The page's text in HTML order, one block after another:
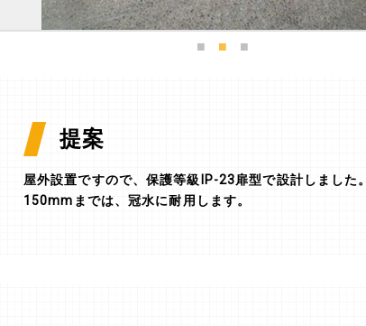
提案
屋外設置ですので、保護等級IP-23扉型で設計しました。
150mmまでは、冠水に耐用します。